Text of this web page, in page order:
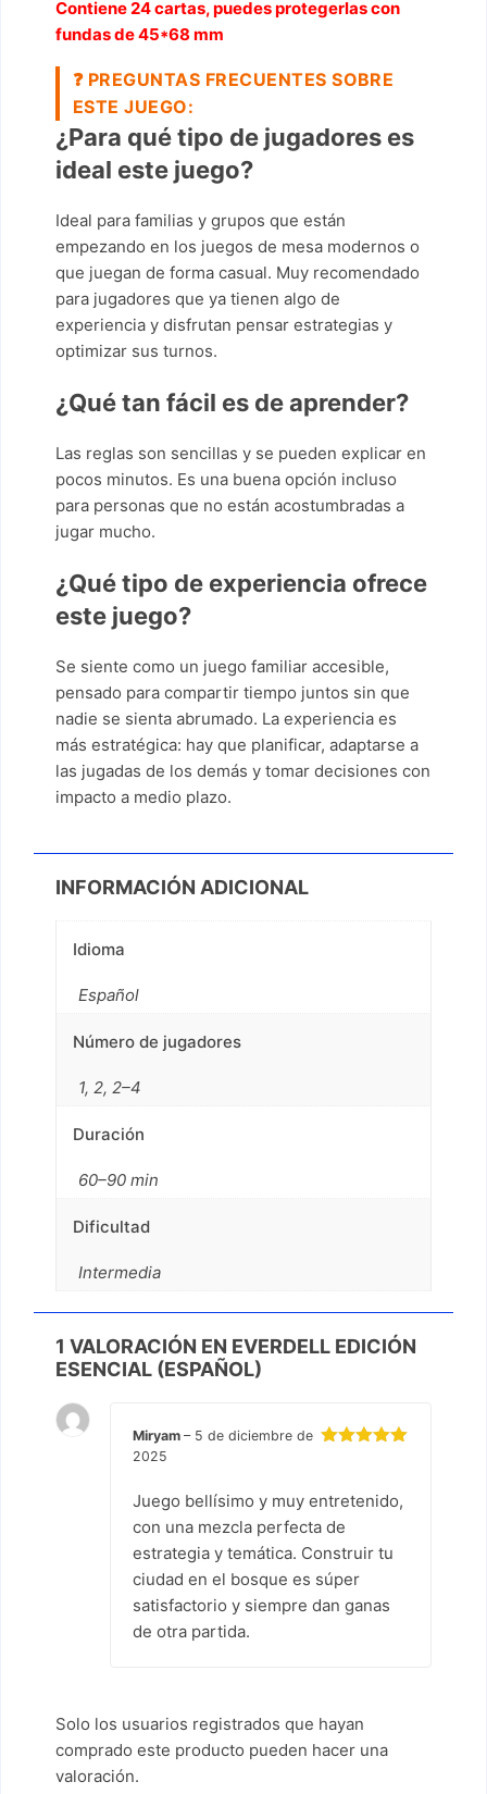
Contiene 24 cartas, puedes protegerlas con
fundas de 45*68 mm
❓ PREGUNTAS FRECUENTES SOBRE
ESTE JUEGO:
¿Para qué tipo de jugadores es
ideal este juego?
Ideal para familias y grupos que están
empezando en los juegos de mesa modernos o
que juegan de forma casual. Muy recomendado
para jugadores que ya tienen algo de
experiencia y disfrutan pensar estrategias y
optimizar sus turnos.
¿Qué tan fácil es de aprender?
Las reglas son sencillas y se pueden explicar en
pocos minutos. Es una buena opción incluso
para personas que no están acostumbradas a
jugar mucho.
¿Qué tipo de experiencia ofrece
este juego?
Se siente como un juego familiar accesible,
pensado para compartir tiempo juntos sin que
nadie se sienta abrumado. La experiencia es
más estratégica: hay que planificar, adaptarse a
las jugadas de los demás y tomar decisiones con
impacto a medio plazo.
INFORMACIÓN ADICIONAL
Idioma
Español
Número de jugadores
1, 2, 2–4
Duración
60–90 min
Dificultad
Intermedia
1 VALORACIÓN EN EVERDELL EDICIÓN
ESENCIAL (ESPAÑOL)
Miryam – 5 de diciembre de
2025
Juego bellísimo y muy entretenido,
con una mezcla perfecta de
estrategia y temática. Construir tu
ciudad en el bosque es súper
satisfactorio y siempre dan ganas
de otra partida.
Solo los usuarios registrados que hayan
comprado este producto pueden hacer una
valoración.